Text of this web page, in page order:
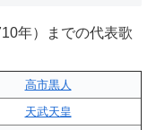
年）までの代表歌
高市黒人
天武天皇